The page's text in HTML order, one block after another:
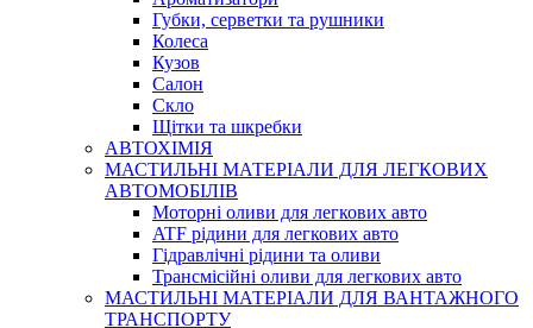
Губки, серветки та рушники
Колеса
Кузов
Салон
Скло
Щітки та шкребки
АВТОХІМІЯ
МАСТИЛЬНІ МАТЕРІАЛИ ДЛЯ ЛЕГКОВИХ
АВТОМОБІЛІВ
Моторні оливи для легкових авто
ATF рідини для легкових авто
Гідравлічні рідини та оливи
Трансмісійні оливи для легкових авто
МАСТИЛЬНІ МАТЕРІАЛИ ДЛЯ ВАНТАЖНОГО
ТРАНСПОРТУ